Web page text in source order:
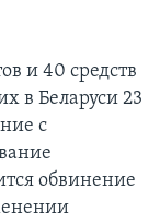
и 40 средств
в Беларуси 23
с
обвинение